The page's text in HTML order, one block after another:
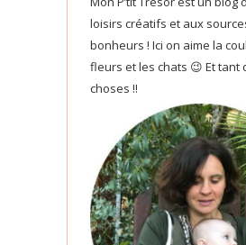
loisirs créatifs et aux
bonheurs ! Ici on aime la
fleurs et les chats 😉 Et tant
choses !!